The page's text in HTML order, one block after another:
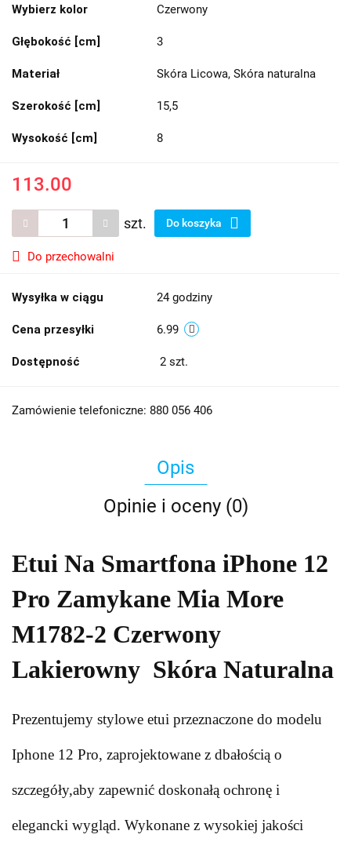
Wybierz kolor Czerwony
Głębokość [cm] 3
Materiał Skóra Licowa, Skóra naturalna
Szerokość [cm] 15,5
Wysokość [cm] 8
113.00
szt. Do koszyka
Do przechowalni
Wysyłka w ciągu 24 godziny
Cena przesyłki 6.99
Dostępność 2 szt.
Zamówienie telefoniczne: 880 056 406
Opis
Opinie i oceny (0)
Etui Na Smartfona iPhone 12
Pro Zamykane Mia More
M1782-2 Czerwony
Lakierowny Skóra Naturalna
Prezentujemy stylowe etui przeznaczone do modelu
Iphone 12 Pro, zaprojektowane z dbałością o
szczegóły,aby zapewnić doskonałą ochronę i
elegancki wygląd. Wykonane z wysokiej jakości